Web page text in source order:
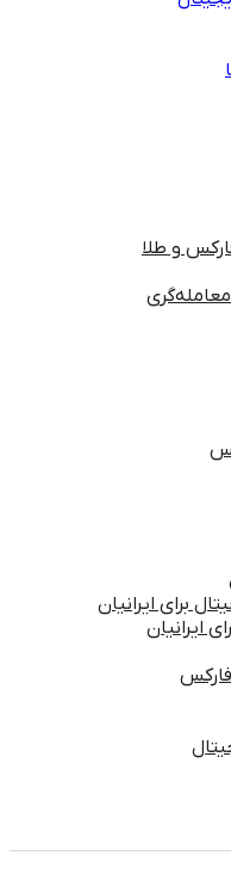
و طلا
برای ایرانیان
ایرانیان